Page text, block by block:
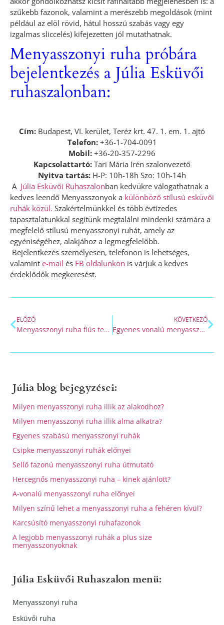
szűkebb fazonok, valamint a merészebb megoldások (mint
például az elöl rövid, hátul hosszú szabás vagy egy
izgalmas sliccelés) kifejezetten jól mutathatnak.
Menyasszonyi ruha próbára
bejelentkezés a Júlia Esküvői
ruhaszalonban:
Cím: Budapest, VI. kerület, Teréz krt. 47. 1. em. 1. ajtó
Telefon:+36-1-704-0091
Mobil: +36-20-357-2296
Kapcsolattartó: Tari Mária Irén szalonvezető
Nyitva tartás: H-P: 10h-18h Szo: 10h-14h
A Júlia Esküvői Ruhaszalonban kedvükre válogathatnak a
kedves leendő Menyasszonyok a különböző stílusú esküvői
ruhák közül. Szakértelmünkkel és több évtizedes
tapasztalatunkkal segítünk megtalálni mindenki számára a
megfelelő stílusú menyasszonyi ruhát, amely az
egyéniségéhez, alakjához a legmegfelelőbb.
Bejelentkezés személyesen, telefonon is lehetséges,
valamint e-mail és FB oldalunkon is várjuk a kedves
érdeklődők megkeresést.
ELŐZŐ
Menyasszonyi ruha fiús testalkatra
KÖVETKEZŐ
Egyenes vonalú menyasszonyi ruha
Júlia blog bejegyzései:
Milyen menyasszonyi ruha illik az alakodhoz?
Milyen menyasszonyi ruha illik alma alkatra?
Egyenes szabású menyasszonyi ruhák
Csipke menyasszonyi ruhák előnyei
Sellő fazonú menyasszonyi ruha útmutató
Hercegnős menyasszonyi ruha – kinek ajánlott?
A-vonalú menyasszonyi ruha előnyei
Milyen színű lehet a menyasszonyi ruha a fehéren kívül?
Karcsúsító menyasszonyi ruhafazonok
A legjobb menyasszonyi ruhák a plus size
menyasszonyoknak
Júlia Esküvői Ruhaszalon menü:
Menyasszonyi ruha
Esküvői ruha